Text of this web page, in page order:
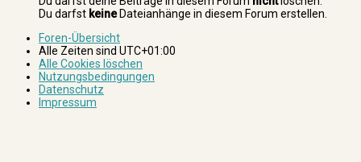
Du darfst keineDateianhänge in diesem Forum erstellen.
Foren-Übersicht
Alle Zeiten sind UTC+01:00
Alle Cookies löschen
Nutzungsbedingungen
Datenschutz
Impressum